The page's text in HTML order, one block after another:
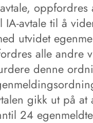
oppfordres
IA-avtale til å
utvidet
alle andre
denne
gikk ut på at
24 egenmeldte